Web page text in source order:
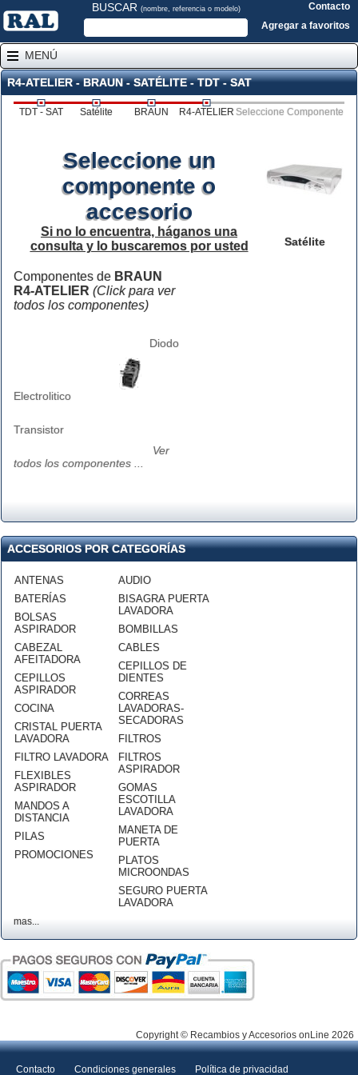
BUSCAR (nombre, referencia o modelo)
Contacto
Agregar a favoritos
MENÚ
R4-ATELIER - BRAUN - SATÉLITE - TDT - SAT
TDT - SAT Satélite BRAUN R4-ATELIER Seleccione Componente
Satélite
Seleccione un
componente o
accesorio
Si no lo encuentra, háganos una
consulta y lo buscaremos por usted
Componentes de BRAUN
R4-ATELIER (Click para ver
todos los componentes)
Diodo
Electrolitico
Transistor
Ver
todos los componentes ...
ACCESORIOS POR CATEGORÍAS
ANTENAS
BATERÍAS
BOLSAS
ASPIRADOR
CABEZAL
AFEITADORA
CEPILLOS
ASPIRADOR
COCINA
CRISTAL PUERTA
LAVADORA
FILTRO LAVADORA
FLEXIBLES
ASPIRADOR
MANDOS A
DISTANCIA
PILAS
PROMOCIONES
AUDIO
BISAGRA PUERTA
LAVADORA
BOMBILLAS
CABLES
CEPILLOS DE
DIENTES
CORREAS
LAVADORAS-
SECADORAS
FILTROS
FILTROS
ASPIRADOR
GOMAS
ESCOTILLA
LAVADORA
MANETA DE
PUERTA
PLATOS
MICROONDAS
SEGURO PUERTA
LAVADORA
mas...
Copyright © Recambios y Accesorios onLine 2026
Contacto Condiciones generales Política de privacidad